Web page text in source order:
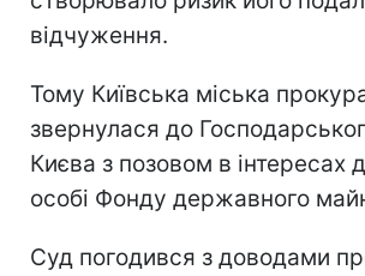
відчуження.
Тому Київська міська
звернулася до
Києва з позовом в інтересах
особі Фонду державного
Суд погодився з доводами